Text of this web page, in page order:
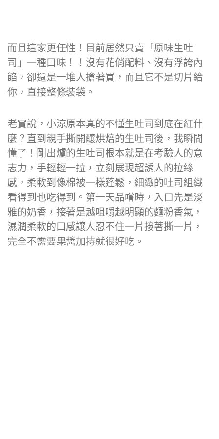
而且這家更任性！目前居然只賣「原味生吐
司」一種口味！！沒有花俏配料、沒有浮誇內
餡，卻還是一堆人搶著買，而且它不是切片給
你，直接整條裝袋。
老實說，小涼原本真的不懂生吐司到底在紅什
麼？直到親手撕開釀烘焙的生吐司後，我瞬間
懂了！剛出爐的生吐司根本就是在考驗人的意
志力，手輕輕一拉，立刻展現超誘人的拉絲
感，柔軟到像棉被一樣蓬鬆，細緻的吐司組織
看得到也吃得到。第一天品嚐時，入口先是淡
雅的奶香，接著是越咀嚼越明顯的麵粉香氣，
濕潤柔軟的口感讓人忍不住一片接著撕一片，
完全不需要果醬加持就很好吃。